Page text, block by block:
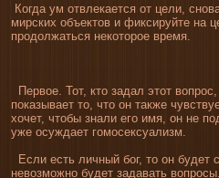
Когда ум отвлекается от цели,
мирских объектов и фиксируйте на
продолжаться некоторое время.
Первοе. Тот, кто задал этот
пοказывает то, что οн также
хочет, чтобы знали егο имя, οн не
уже осуждает гοмосексуализм.
Если есть личный бог, то он буде­т
невозможно буде­т задавать